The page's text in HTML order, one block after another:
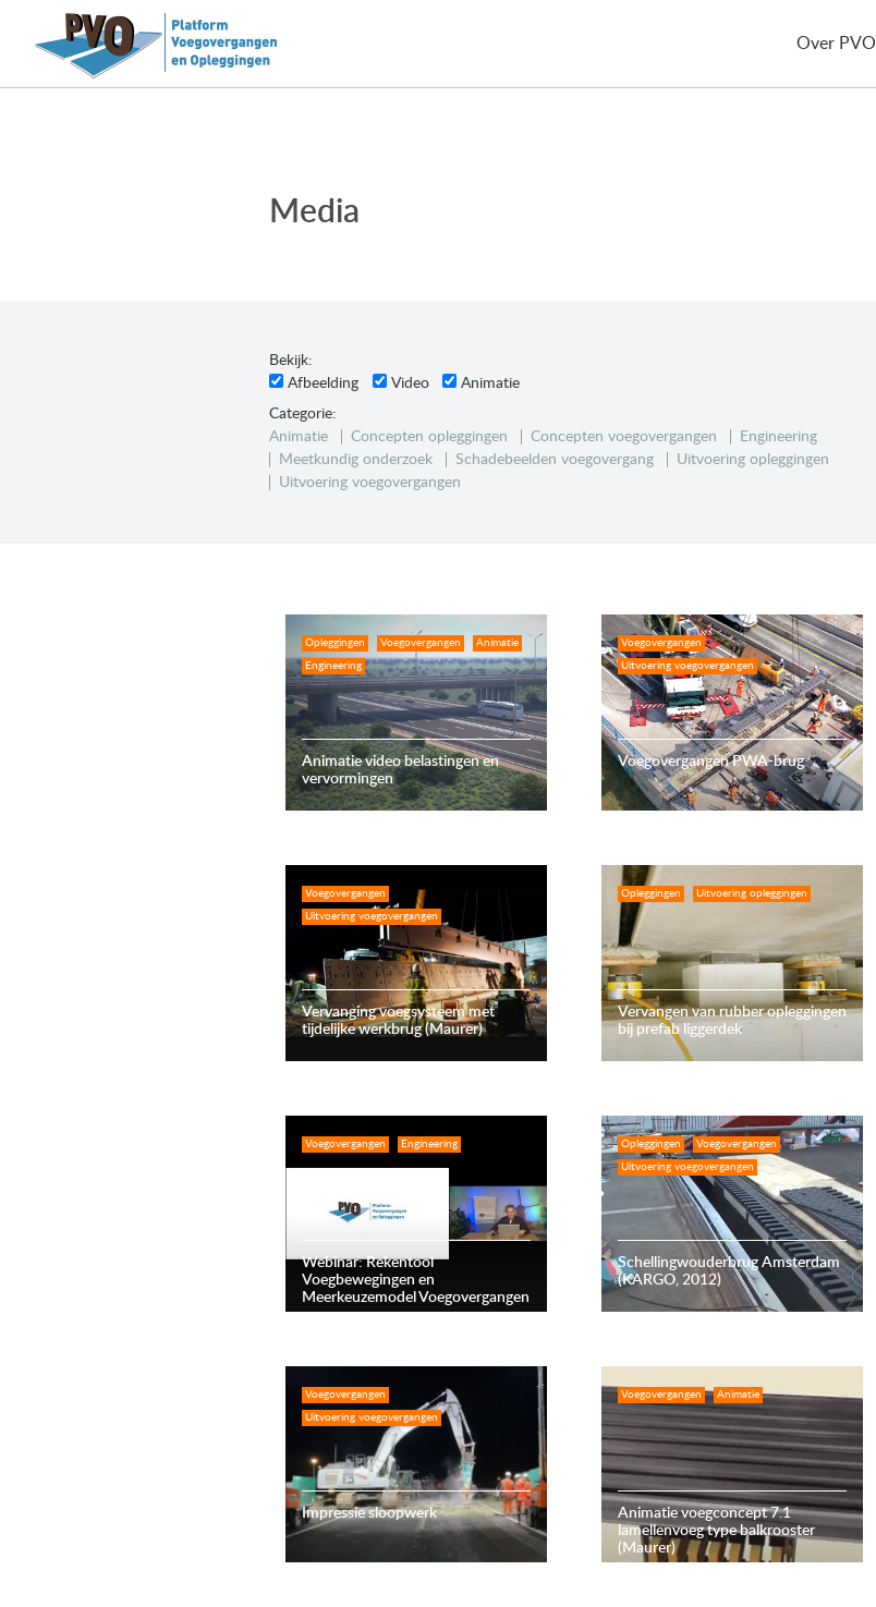
Over PVO
Media
Bekijk:
Afbeelding
Video
Animatie
Categorie:
Animatie
Concepten opleggingen Concepten voegovergangen
Engineering
Meetkundig onderzoek
Schadebeelden voegovergang
Uitvoering opleggingen
Uitvoering voegovergangen
Opleggingen Voegovergangen Animatie
Engineering
Animatie video belastingen en
vervormingen
Voegovergangen
Uitvoering voegovergangen
Voegovergangen PWA-brug
Voegovergangen
Uitvoering voegovergangen
Vervanging voegsysteem met
tijdelijke werkbrug (Maurer)
Opleggingen Uitvoering opleggingen
Vervangen van rubber opleggingen
bij prefab liggerdek
Voegovergangen Engineering
Webinar: Rekentool
Voegbewegingen en
Meerkeuzemodel Voegovergangen
Opleggingen Voegovergangen
Uitvoering voegovergangen
Schellingwouderbrug Amsterdam
(KARGO, 2012)
Voegovergangen
Uitvoering voegovergangen
Impressie sloopwerk
Voegovergangen Animatie
Animatie voegconcept 7.1
lamellenvoeg type balkrooster
(Maurer)